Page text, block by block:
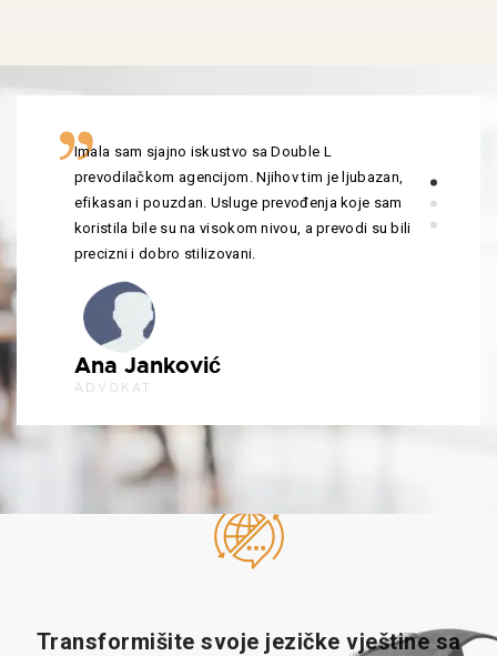
Imala sam sjajno iskustvo sa Double L
prevodilačkom agencijom. Njihov tim je ljubazan,
efikasan i pouzdan. Usluge prevođenja koje sam
koristila bile su na visokom nivou, a prevodi su bili
precizni i dobro stilizovani.
Ana Janković
ADVOKAT
Transformišite svoje jezičke vještine sa